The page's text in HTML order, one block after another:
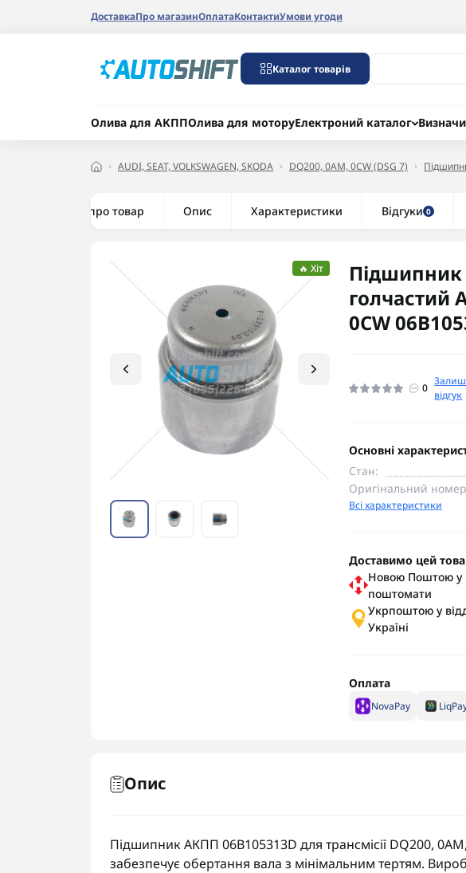
ДоставкаПро магазинОплатаКонтактиУмови угоди
Каталог товарів
Олива для АКППОлива для моторуЕлектроний каталог
AUDI, SEAT, VOLKSWAGEN, SKODA DQ200, 0AM, 0CW (DSG 7)
Все про товар Опис Характеристики Відгуки 0
🔥 Хіт
Підшипник
голчастий
0CW
0
відгук
Основні
Стан:
Оригінальний
Всі характеристики
Доставимо цей
Новою Поштою у
поштомати
Укрпоштою у
Україні
Оплата
NovaPay
Опис
Підшипник АКПП 06B105313D для трансмісії DQ200,
забезпечує обертання вала з мінімальним тертям.